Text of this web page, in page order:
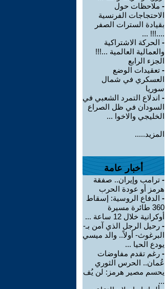
- ملاحظات حول
الاحتجاجات الفرنسية
بقيادة السترات الصفر
....!!! ...
- الحركة الاشتراكية
والعمالية العالمية ...!!!
الجزء الرابع
- تعقيدات الوضع
العسكري في شمال
سوريا
- اندلاع التمرد الشعبي في
السودان في ظل الصراع
الخليجي والاخوا ...
المزيد.....
أخبار عامة
- ترامب وإيران.. صفقة
هرمز أو عودة الحرب
- الدفاع الروسية: إسقاط
360 طائرة مسيرة
أوكرانية خلال 12 ساعة ...
- رحيل الرجل الذي آمن بـ-
البرغوث- أولاً.. والد ميسي
يودع الحيا ...
- رغم تقدم مفاوضات
عُمان.. الحرس الثوري
يحسم مصير هرمز: لن يُف
...